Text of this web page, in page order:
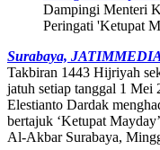
Dampingi Menteri
Peringati 'Ketupat
Surabaya,
Takbiran 1443 Hijriyah
jatuh setiap tanggal 1
Elestianto Dardak
bertajuk ‘Ketupat
Al-Akbar Surabaya,